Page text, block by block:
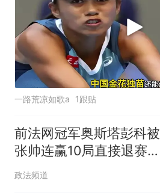
一路荒凉如歌a 1跟贴
前法网冠军奥斯塔彭科被
张帅连赢10局直接退赛，
叉腰耸肩面露无奈
政法频道